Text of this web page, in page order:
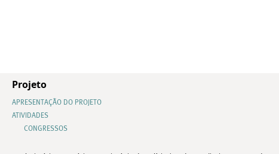
Projeto
APRESENTAÇÃO DO PROJETO
ATIVIDADES
CONGRESSOS